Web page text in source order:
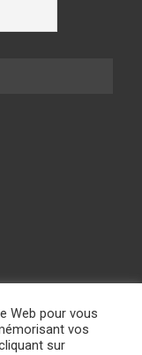
Web pour vous
vos
sur